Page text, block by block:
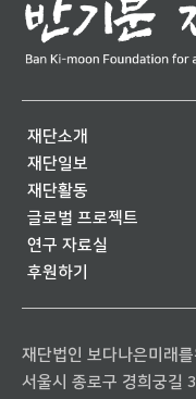
재단소개
재단일보
재단활동
글로벌 프로젝트
연구 자료실
후원하기
재단법인 보다나은미래
서울시 종로구 경희궁길